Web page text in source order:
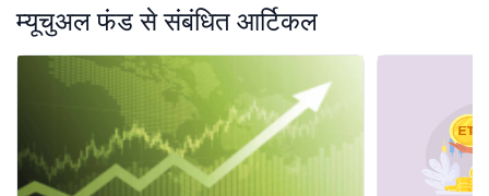
म्यूचुअल फंड से संबंधित आर्टिकल